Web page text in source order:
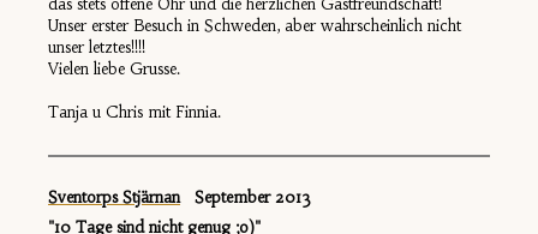
das stets offene Ohr und die herzlichen Gastfreundschaft!
Unser erster Besuch in Schweden, aber wahrscheinlich nicht
unser letztes!!!!
Vielen liebe Grusse.
Tanja u Chris mit Finnia.
Sventorps Stjärnan
September 2013
"10 Tage sind nicht genug ;o)"